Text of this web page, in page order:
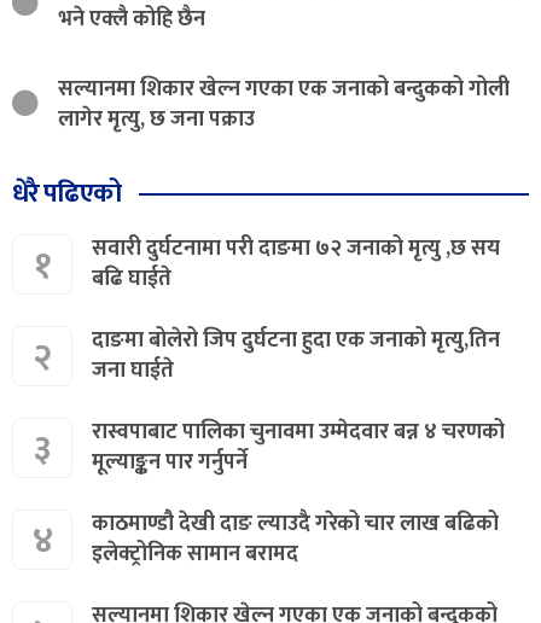
भने एक्लै कोहि छैन
सल्यानमा शिकार खेल्न गएका एक जनाको बन्दुकको गोली
लागेर मृत्यु, छ जना पक्राउ
धेरै पढिएको
१
सवारी दुर्घटनामा परी दाङमा ७२ जनाको मृत्यु ,छ सय
बढि घाईते
२
दाङमा बोलेरो जिप दुर्घटना हुदा एक जनाको मृत्यु,तिन
जना घाईते
३
रास्वपाबाट पालिका चुनावमा उम्मेदवार बन्न ४ चरणको
मूल्याङ्कन पार गर्नुपर्ने
४
काठमाण्डौ देखी दाङ ल्याउदै गरेको चार लाख बढिको
इलेक्ट्रोनिक सामान बरामद
सल्यानमा शिकार खेल्न गएका एक जनाको बन्दुकको